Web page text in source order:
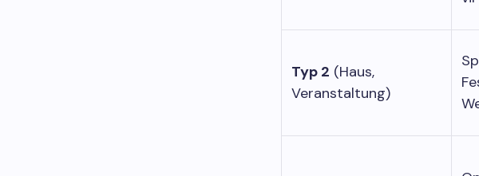
Typ 2 (Haus,
Veranstaltung)